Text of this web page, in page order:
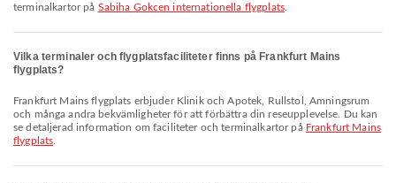
terminalkartor på Sabiha Gokcen internationella flygplats
Vilka terminaler och flygplatsfaciliteter finns på Frankfurt Mains
flygplats?
Frankfurt Mains flygplats erbjuder Klinik och Apotek, Rullstol, Amningsrum
och många andra bekvämligheter för att förbättra din reseupplevelse. Du kan
se detaljerad information om faciliteter och terminalkartor på Frankfurt Mains
flygplats